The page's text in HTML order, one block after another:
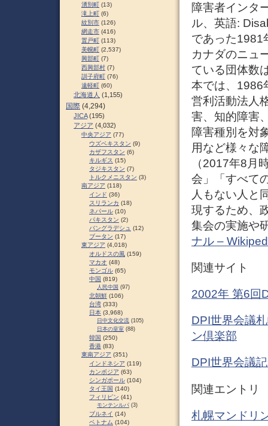
障害者インタ
ル、英語:
であった1981
カナダのニュ
ている団体数
本では、1986
営利活動法人
害、知的障害
障害種別を対
用など様々な
（2017年8月
会」「すべて
人もない人と
現するため、
集会の実施や
ナル –
関連サイト
2002年 第6回
DPI世界会議
ン倶楽部
DPI世界会議
関連エントリ
札幌マンドリ
湧別町 (13)
滝上町 (6)
紋別市 (126)
網走市 (416)
置戸町 (113)
美幌町 (2,537)
興部町 (7)
西興部村 (7)
訓子府町 (76)
遠軽町 (60)
北海道人 (1,155)
国際 (4,294)
JICA(195)
アジア (4,032)
中央アジア (77)
ウズベキスタン (9)
カザフスタン (6)
キルギス (15)
タジキスタン (7)
トルクメニスタン (3)
南アジア (118)
インド (36)
スリランカ (18)
ネパール (10)
パキスタン (2)
バングラデシュ (12)
ブータン (17)
東アジア (4,018)
オルドスの風 (159)
マカオ (48)
モンゴル (65)
中国 (819)
人民中国 (97)
北朝鮮 (106)
台湾 (333)
日本 (3,968)
日中文化交流 (105)
日本の皇室 (88)
韓国 (250)
香港 (83)
東南アジア (351)
インドネシア (119)
カンボジア (63)
シンガポール (104)
タイ王国 (140)
フィリピン (41)
モンテンルパ (3)
ブルネイ (14)
ベトナム (104)